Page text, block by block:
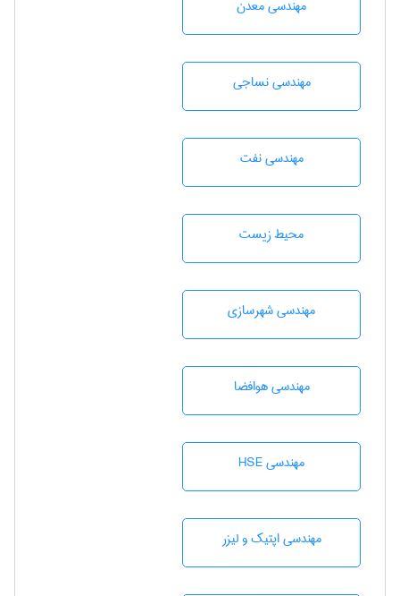
مهندسی معدن
مهندسي نساجی
مهندسی نفت
محيط زيست
مهندسی شهرسازی
مهندسی هوافضا
مهندسی HSE
مهندسی اپتیک و لیزر